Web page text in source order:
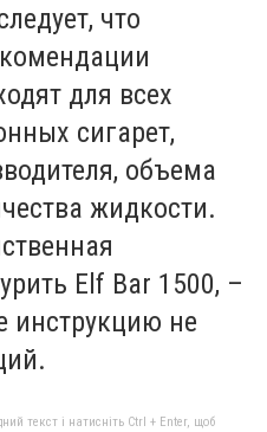
что
для всех
сигарет,
объема
жидкости.
Elf Bar 1500, –
инструкцию не
текст і натисніть Ctrl + Enter, щоб